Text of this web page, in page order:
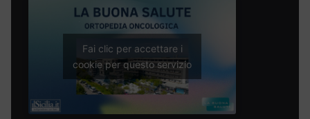
Fai clic per accettare i
cookie per questo servizio